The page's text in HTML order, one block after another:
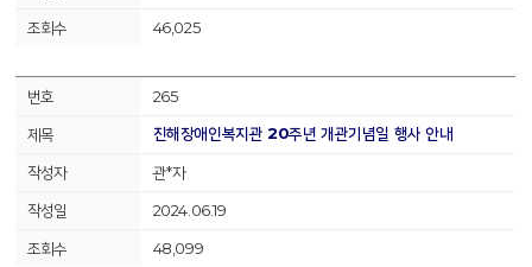
46,025
265
진해장애인복지관 20주년 개관기념일 행사 안내
관*자
2024.06.19
48,099